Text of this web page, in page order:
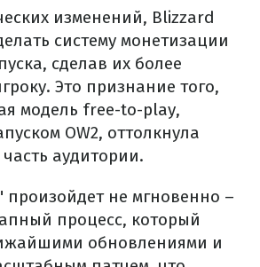
изменений, Blizzard
систему монетизации
сделав их более
Это признание того,
модель free-to-play,
OW2, оттолкнула
аудитории.
произойдет не мгновенно –
процесс, который
обновлениями и